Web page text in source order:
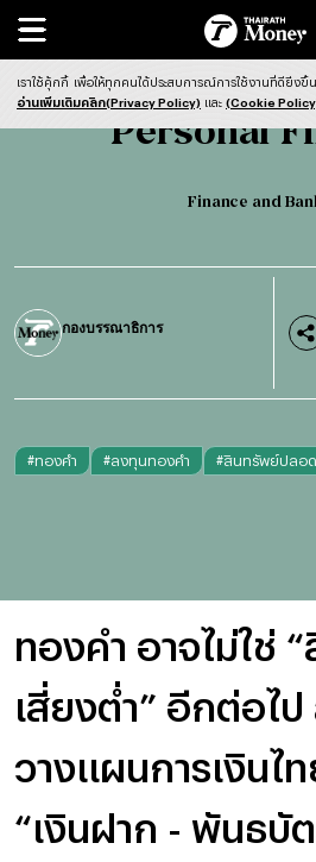
Personal Finance
Personal
Finance and
กองบรรณาธิการ
#ทองคำ #ลงทุนทองคำ #สินทรัพย์ปลอ
ทองคำ อาจไม่ใช่
เสี่ยงต่ำ” อีกต่อไ
วางแผนการเงินไ
“เงินฝาก - พันธบั
- ก + ก
เราใช้คุ้กกี้ เพื่อให้ทุกคนได้ประสบการณ์การใช้งานที่ดียิ่งขึ้น
อ่านเพิ่มเติมคลิก(Privacy Policy) และ (Cookie